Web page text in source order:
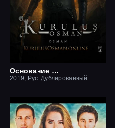
Основание Осман
2019, Рус. Дублированный